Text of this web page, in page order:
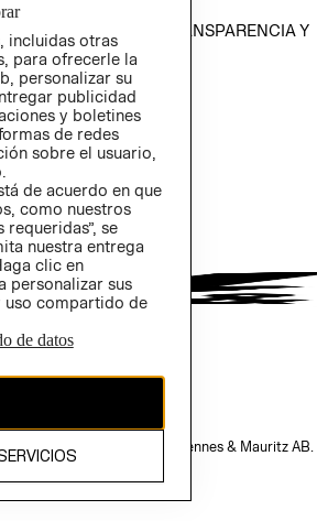
PROGRAMA DE TRANSPARENCIA Y
ÉTICA (INGLÉS)
y es propiedad de H&M Hennes & Mauritz AB.
incluidas otras
para ofrecerle la
personalizar su
publicidad
y boletines
de redes
sobre el usuario,
de acuerdo en que
como nuestros
se
nuestra entrega
clic en
personalizar sus
uso compartido de
de datos